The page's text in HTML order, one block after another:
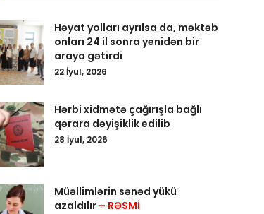
Həyat yolları ayrılsa da, məktəb
onları 24 il sonra yenidən bir
araya gətirdi
22 İyul, 2026
Hərbi xidmətə çağırışla bağlı
qərara dəyişiklik edilib
28 İyul, 2026
Müəllimlərin sənəd yükü
azaldılır – RƏSMİ